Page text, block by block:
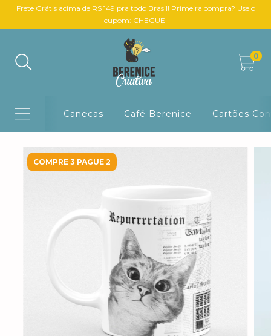
Frete Grátis acima de R$ 149 pra todo Brasil! Primeira compra? Use o
cupom: CHEGUEI
0
Canecas Café Berenice Cartões
COMPRE 3 PAGUE 2